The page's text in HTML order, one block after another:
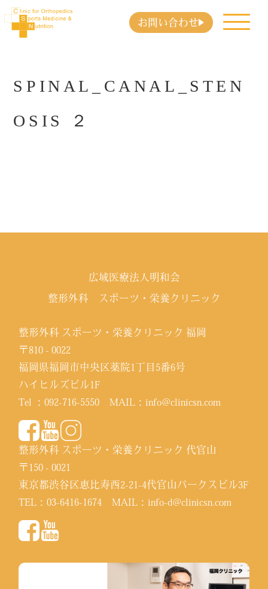
お問い合わせ
SPINAL_CANAL_STEN
OSIS ２
広域医療法人明和会
整形外科 スポーツ・栄養クリニック
整形外科 スポーツ・栄養クリニック 福岡
〒810 - 0022
福岡県福岡市中央区薬院1丁目5番6号
ハイヒルズビル1F
Tel ：092-716-5550 MAIL：info@clinicsn.com
整形外科 スポーツ・栄養クリニック 代官山
〒150 - 0021
東京都渋谷区恵比寿西2-21-4代官山パークスビル3F
TEL：03-6416-1674 MAIL：info-d@clinicsn.com